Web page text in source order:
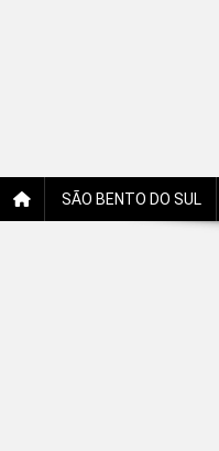
SÃO BENTO DO SUL